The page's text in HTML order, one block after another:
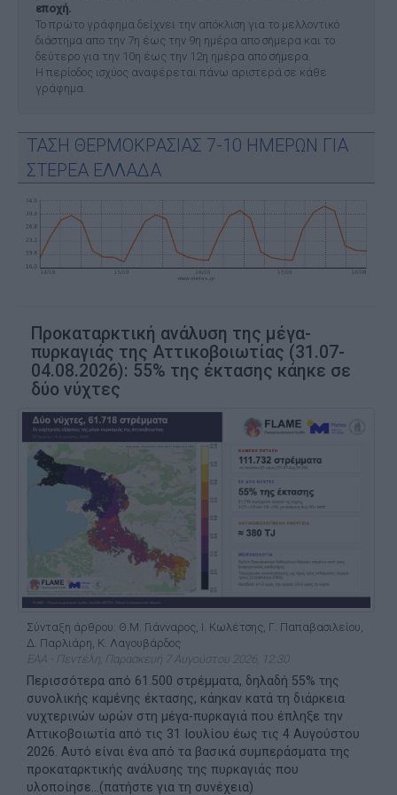
εποχή.
Το πρώτο γράφημα δείχνει την απόκλιση για το μελλοντικό
διάστημα απο την 7η έως την 9η ημέρα απο σήμερα και το
δεύτερο για την 10η έως την 12η ημέρα απο σήμερα.
Η περίοδος ισχύος αναφέρεται πάνω αριστερά σε κάθε
γράφημα.
ΤΑΣΗ ΘΕΡΜΟΚΡΑΣΙΑΣ 7-10 ΗΜΕΡΩΝ ΓΙΑ
ΣΤΕΡΕΑ ΕΛΛΑΔΑ
Προκαταρκτική ανάλυση της μέγα-
πυρκαγιάς της Αττικοβοιωτίας (31.07-
04.08.2026): 55% της έκτασης κάηκε σε
δύο νύχτες
Σύνταξη άρθρου: Θ.Μ. Γιάνναρος, Ι. Κωλέτσης, Γ. Παπαβασιλείου,
Δ. Παρλιάρη, Κ. Λαγουβάρδος
ΕΑΑ - Πεντέλη, Παρασκευή 7 Αυγούστου 2026, 12:30
Περισσότερα από 61.500 στρέμματα, δηλαδή 55% της
συνολικής καμένης έκτασης, κάηκαν κατά τη διάρκεια
νυχτερινών ωρών στη μέγα-πυρκαγιά που έπληξε την
Αττικοβοιωτία από τις 31 Ιουλίου έως τις 4 Αυγούστου
2026. Αυτό είναι ένα από τα βασικά συμπεράσματα της
προκαταρκτικής ανάλυσης της πυρκαγιάς που
υλοποίησε...(πατήστε για τη συνέχεια)